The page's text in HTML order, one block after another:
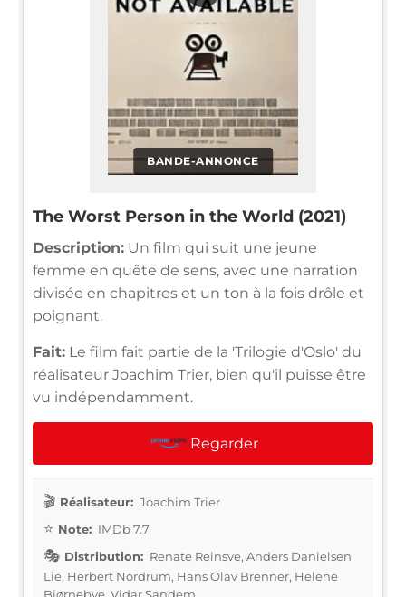
BANDE-ANNONCE
The Worst Person in the World (2021)
Description: Un film qui suit une jeune
femme en quête de sens, avec une narration
divisée en chapitres et un ton à la fois drôle et
poignant.
Fait: Le film fait partie de la 'Trilogie d'Oslo' du
réalisateur Joachim Trier, bien qu'il puisse être
vu indépendamment.
Regarder
Réalisateur: Joachim Trier
Note: IMDb 7.7
Distribution: Renate Reinsve, Anders Danielsen
Lie, Herbert Nordrum, Hans Olav Brenner, Helene
Bjørnebye, Vidar Sandem